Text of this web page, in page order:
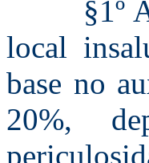
§1º
local
base no
20%,